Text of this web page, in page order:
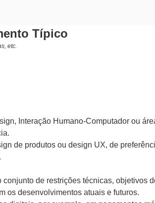
Típico
etc.
Interação Humano-Computador ou
de produtos ou design UX, de
de restrições técnicas, objetivos
os desenvolvimentos atuais e futuros.